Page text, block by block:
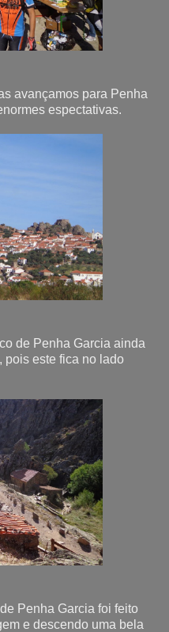
avançamos para Penha
espectativas.
de Penha Garcia ainda
pois este fica no lado
Penha Garcia foi feito
e descendo uma bela